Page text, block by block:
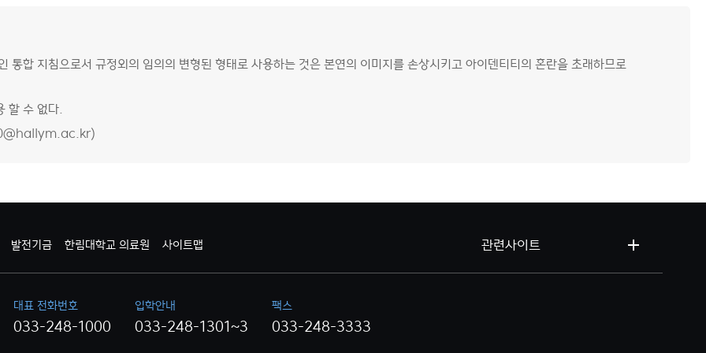
통합 지침으로서 규정외의 임의의 변형된 형태로 사용하는 것은 본연의 이미지를 손상시키고 아이덴티티의 혼란을 초래하므로
할 수 없다.
발전기금 한림대학교 의료원 사이트맵 관련사이트
대표 전화번호
033-248-1000
입학안내
033-248-1301~3
팩스
033-248-3333